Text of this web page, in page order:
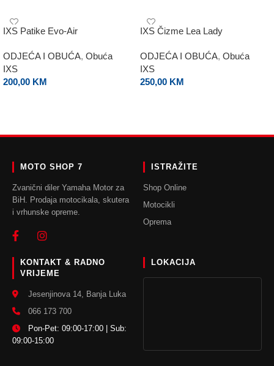
IXS Patike Evo-Air
ODJEĆA I OBUĆA, Obuća
IXS
200,00 KM
IXS Čizme Lea Lady
ODJEĆA I OBUĆA, Obuća
IXS
250,00 KM
MOTO SHOP 7
Zvanični diler Yamaha Motor za
BiH. Prodaja motocikala, skutera
i vrhunske opreme.
ISTRAŽITE
Shop Online
Motocikli
Oprema
KONTAKT & RADNO
VRIJEME
Jesenjinova 14, Banja Luka
066 173 700
Pon-Pet: 09:00-17:00 | Sub:
09:00-15:00
LOKACIJA